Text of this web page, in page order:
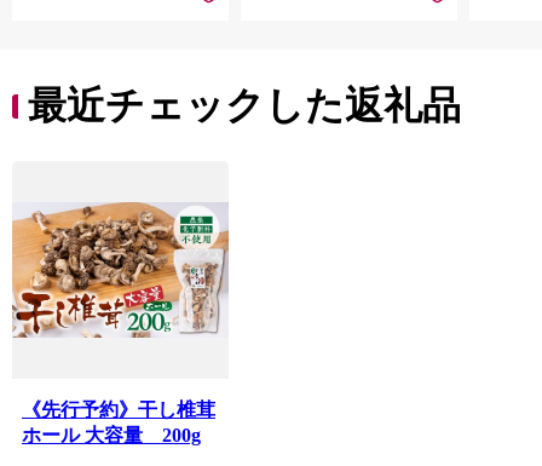
最近チェックした返礼品
《先行予約》干し椎茸
ホール 大容量 200g